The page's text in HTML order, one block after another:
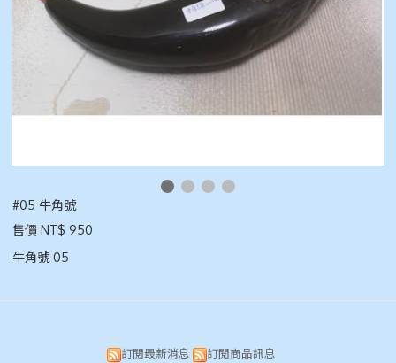
#05 牛角號
售價 NT$ 950
牛角號 05
訂閱最新消息 訂閱商品訊息